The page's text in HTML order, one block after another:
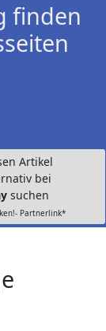
finden
Artikel
bei
suchen
Partnerlink*